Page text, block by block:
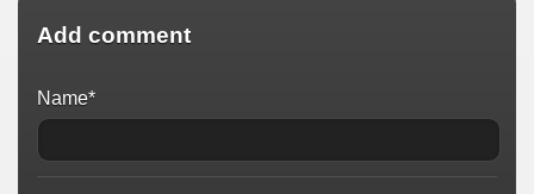
Add comment
Name*